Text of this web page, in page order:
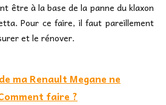
être à la base de la panne du klaxon
Pour ce faire, il faut pareillement
et le rénover.
ma Renault Megane ne
faire ?